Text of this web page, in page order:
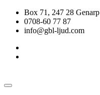
Box 71, 247 28 Genarp
0708-60 77 87
info@gbl-ljud.com